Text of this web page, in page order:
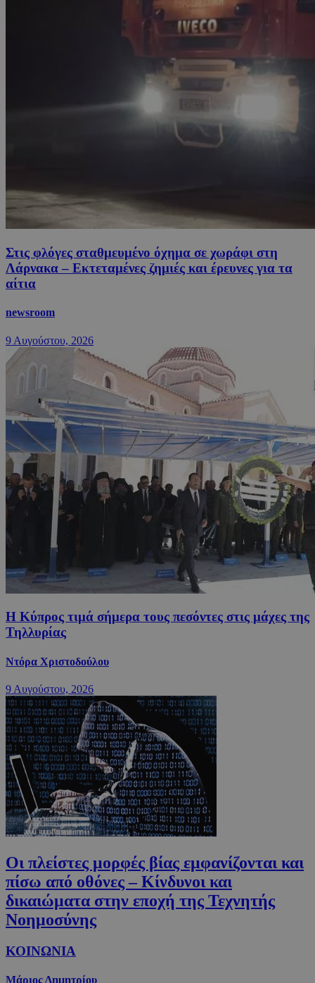
Στις φλόγες σταθμευμένο όχημα σε χωράφι στη
Λάρνακα – Εκτεταμένες ζημιές και έρευνες για τα
αίτια
newsroom
9 Αυγούστου, 2026
Η Κύπρος τιμά σήμερα τους πεσόντες στις μάχες της
Τηλλυρίας
Ντόρα Χριστοδούλου
9 Αυγούστου, 2026
Οι πλείστες μορφές βίας εμφανίζονται και
πίσω από οθόνες – Κίνδυνοι και
δικαιώματα στην εποχή της Τεχνητής
Νοημοσύνης
ΚΟΙΝΩΝΙΑ
Μάριος Δημητρίου